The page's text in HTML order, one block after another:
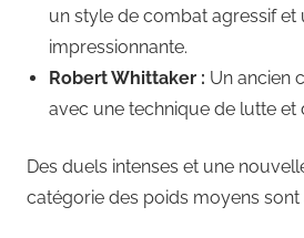
un style de combat agressif
impressionnante.
Robert Whittaker : Un ancien
avec une technique de lutte et
Des duels intenses et une
catégorie des poids moyens sont